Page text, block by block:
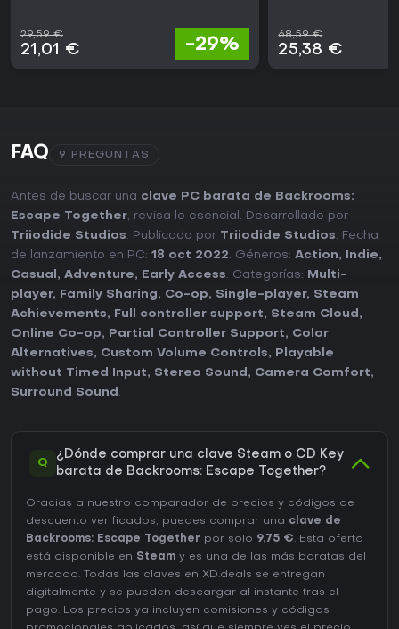
29,59 €
21,01 € -29%
68,59 €
25,38 €
FAQ 9 PREGUNTAS
Antes de buscar una clave PC barata de Backrooms:
Escape Together, revisa lo esencial. Desarrollado por
Triiodide Studios. Publicado por Triiodide Studios. Fecha
de lanzamiento en PC: 18 oct 2022. Géneros: Action, Indie,
Casual , Adventure, Early Access. Categorías:
Multi-
player, Family Sharing, Co-op, Single-player, Steam
Achievements, Full controller support, Steam Cloud ,
Online Co-op, Partial Controller Support, Color
Alternatives, Custom Volume Controls,
Playable
without Timed Input, Stereo Sound , Camera Comfort,
Surround Sound .
Q
¿Dónde comprar una clave Steam o CD Key
barata de Backrooms: Escape Together?
Gracias a nuestro comparador de precios y códigos de
descuento verificados, puedes comprar una clave de
Backrooms: Escape Together por solo 9,75 €. Esta oferta
está disponible en Steam y es una de las más baratas del
mercado. Todas las claves en XD.deals se entregan
digitalmente y se pueden descargar al instante tras el
pago. Los precios ya incluyen comisiones y códigos